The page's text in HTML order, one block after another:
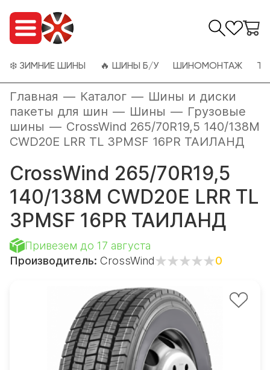
❄️ ЗИМНИЕ ШИНЫ 🔥 ШИНЫ Б/У ШИНОМОНТАЖ
Главная — Каталог — Шины и диски
пакеты для шин — Шины — Грузовые
шины — CrossWind 265/70R19,5 140/138M
CWD20E LRR TL 3PMSF 16PR ТАИЛАНД
CrossWind 265/70R19,5
140/138M CWD20E LRR TL
3PMSF 16PR ТАИЛАНД
Привезем до 17 августа
Производитель: CrossWind 0